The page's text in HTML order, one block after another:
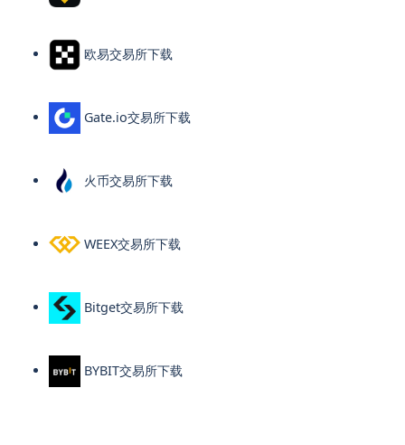
欧易交易所下载
Gate.io交易所下载
火币交易所下载
WEEX交易所下载
Bitget交易所下载
BYBIT交易所下载